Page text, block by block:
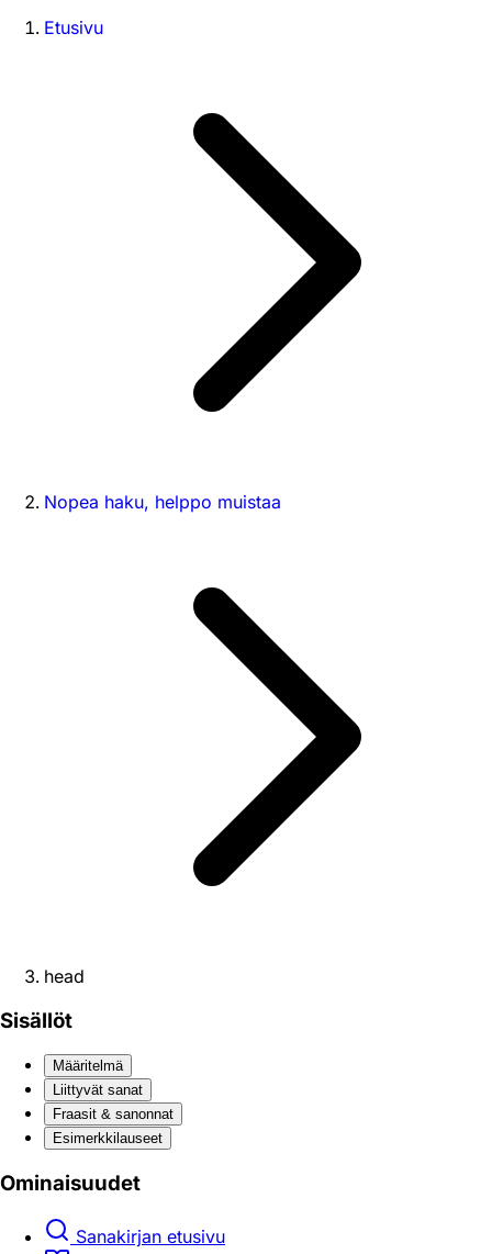
Etusivu
Nopea haku, helppo muistaa
head
Sisällöt
Määritelmä
Liittyvät sanat
Fraasit & sanonnat
Esimerkkilauseet
Ominaisuudet
Sanakirjan etusivu